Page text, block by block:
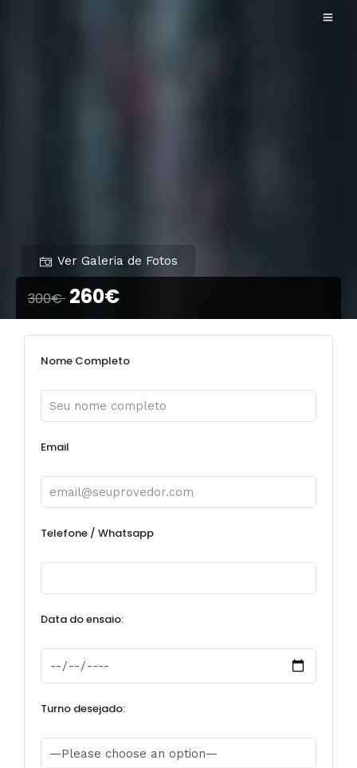
Ver Galeria de Fotos
300€ 260€
Nome Completo
Email
Telefone / Whatsapp
Data do ensaio:
Turno desejado: